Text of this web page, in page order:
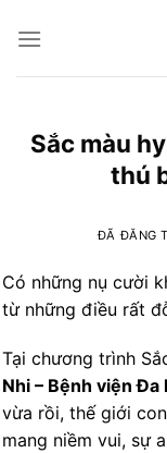
đến
Sắc màu
thú
ĐÃ ĐĂNG
Có những nụ cười
từ những điều rất
Tại chương trình
Nhi – Bệnh viện
vừa rồi, thế giới
mang niềm vui, sự